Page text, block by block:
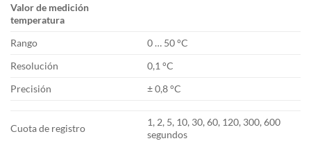
Valor de medición
temperatura
Rango
0 … 50 °C
Resolución
0,1 °C
Precisión
± 0,8 °C
Cuota de registro
1, 2, 5, 10, 30, 60, 120, 300, 600
segundos